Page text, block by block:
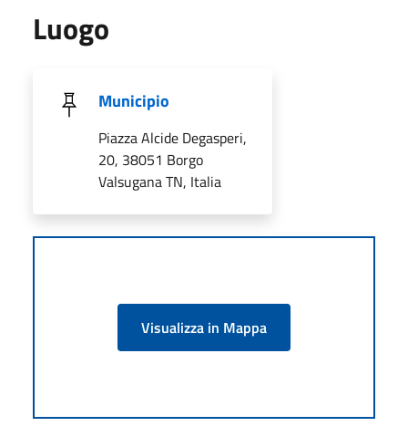
Luogo
Municipio
Piazza Alcide Degasperi,
20, 38051 Borgo
Valsugana TN, Italia
Visualizza in Mappa